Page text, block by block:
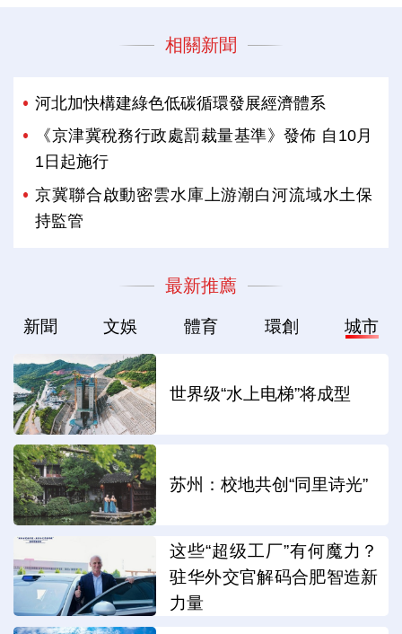
相關新聞
河北加快構建綠色低碳循環發展經濟體系
《京津冀稅務行政處罰裁量基準》發佈 自10月
1日起施行
京冀聯合啟動密雲水庫上游潮白河流域水土保
持監管
最新推薦
新聞 文娛 體育 環創 城市
世界级“水上电梯”将成型
苏州：校地共创“同里诗光”
这些“超级工厂”有何魔力？
驻华外交官解码合肥智造新
力量